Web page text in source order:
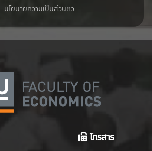
นโยบายความเป็นส่วนตัว
โทรสาร